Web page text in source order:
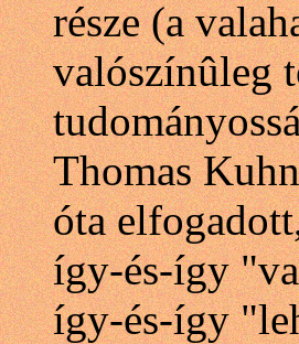
része (a
valószínûleg
Thomas
óta
így-és-így
így-és-így